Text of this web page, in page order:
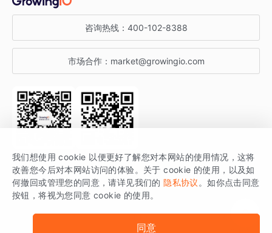
金融行业
获客分析
增长公开课
增长博客
开发者文档
SDK 文档
场景指南
关于 GrowingIO
增长大会
行业活动
咨询热线： 400-102-8388
市场合作： market@growingio.com
关注公众号 获取更多干货
GrowingIO 是专注于数据智能分析与增长的品牌，核心平台为 GrowingIO
分析云。
版权所有 © 北京易数科技有限公司
我们想使用 cookie 以便更好了解您对本网站的使用情况，这将
改善您今后对本网站访问的体验。关于 cookie 的使用，以及如
何撤回或管理您的同意，请详见我们的 隐私协议 。如你点击同意
按钮，将视为您同意 cookie 的使用。
同意